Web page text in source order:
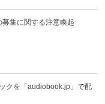
募集に関する注意喚起
クを「audiobook.jp」で配